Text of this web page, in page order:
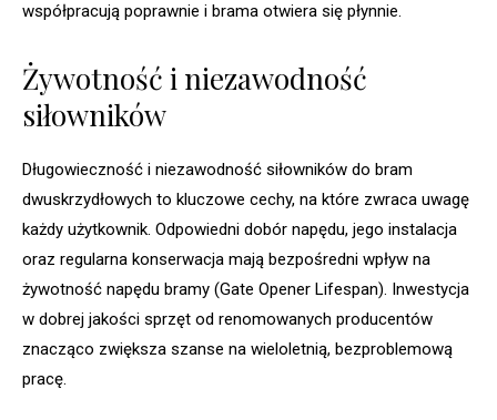
współpracują poprawnie i brama otwiera się płynnie.
Żywotność i niezawodność
siłowników
Długowieczność i niezawodność siłowników do bram
dwuskrzydłowych to kluczowe cechy, na które zwraca uwagę
każdy użytkownik. Odpowiedni dobór napędu, jego instalacja
oraz regularna konserwacja mają bezpośredni wpływ na
żywotność napędu bramy (Gate Opener Lifespan). Inwestycja
w dobrej jakości sprzęt od renomowanych producentów
znacząco zwiększa szanse na wieloletnią, bezproblemową
pracę.